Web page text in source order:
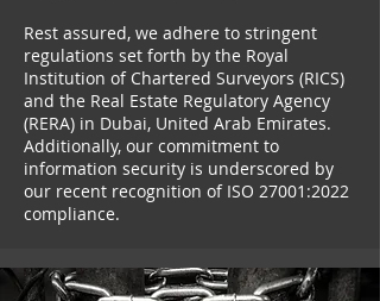
Rest assured, we adhere to stringent
regulations set forth by the Royal
Institution of Chartered Surveyors (RICS)
and the Real Estate Regulatory Agency
(RERA) in Dubai, United Arab Emirates.
Additionally, our commitment to
information security is underscored by
our recent recognition of ISO 27001:2022
compliance.